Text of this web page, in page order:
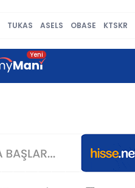
TUKAS ASELS OBASE KTSKR